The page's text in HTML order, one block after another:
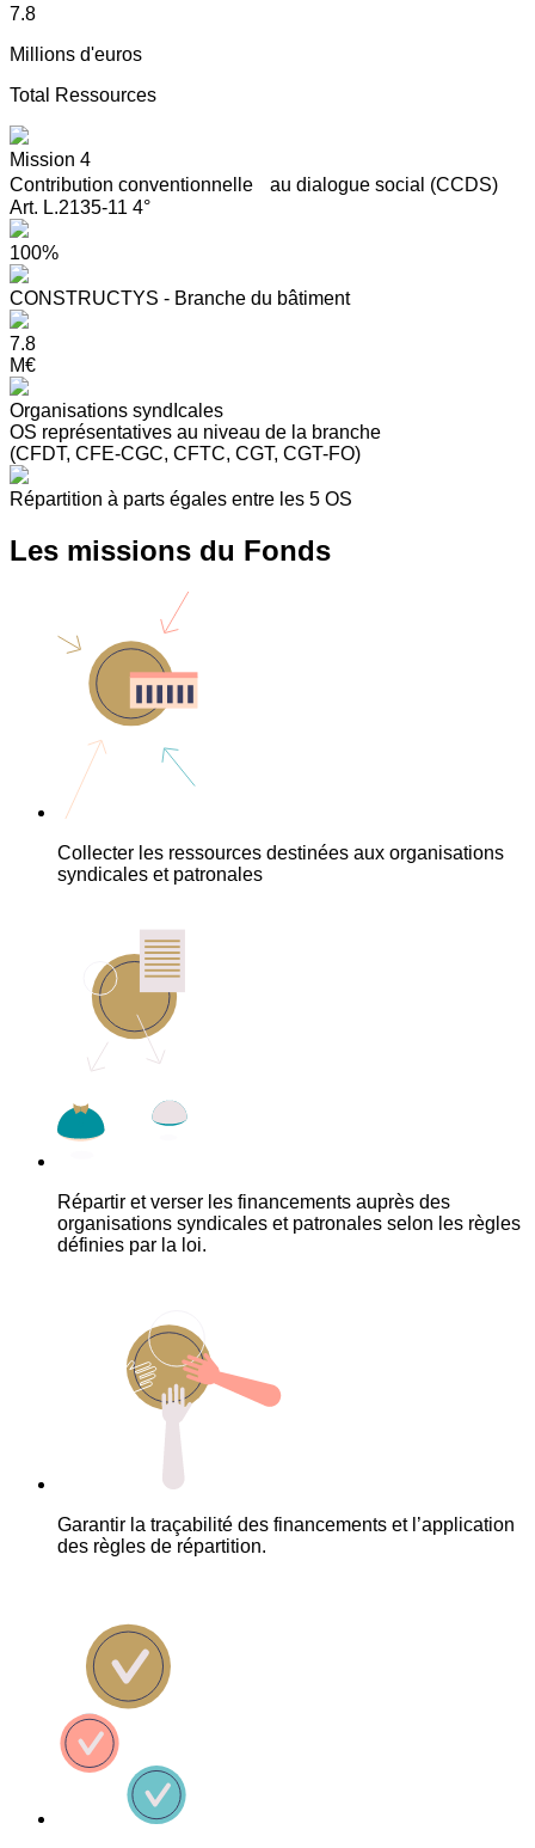
7.8
Millions d'euros
Total Ressources
Mission 4
Contribution conventionnelle au dialogue social (CCDS)
Art. L.2135-11 4°
100%
CONSTRUCTYS - Branche du bâtiment
7.8
M€
Organisations syndIcales
OS représentatives au niveau de la branche
(CFDT, CFE-CGC, CFTC, CGT, CGT-FO)
Répartition à parts égales entre les 5 OS
Les missions du Fonds
Collecter les ressources destinées aux organisations
syndicales et patronales
Répartir et verser les financements auprès des
organisations syndicales et patronales selon les règles
définies par la loi.
Garantir la traçabilité des financements et l’application
des règles de répartition.